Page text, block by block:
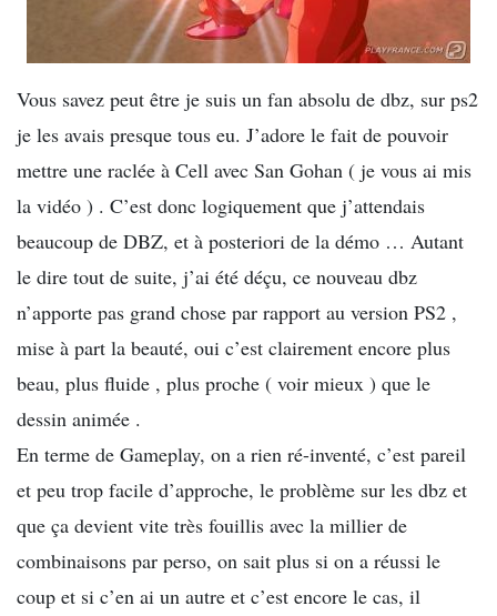
Vous savez peut être je suis un fan absolu de dbz, sur ps2
je les avais presque tous eu. J’adore le fait de pouvoir
mettre une raclée à Cell avec San Gohan ( je vous ai mis
la vidéo ) . C’est donc logiquement que j’attendais
beaucoup de DBZ, et à posteriori de la démo … Autant
le dire tout de suite, j’ai été déçu, ce nouveau dbz
n’apporte pas grand chose par rapport au version PS2 ,
mise à part la beauté, oui c’est clairement encore plus
beau, plus fluide , plus proche ( voir mieux ) que le
dessin animée .
En terme de Gameplay, on a rien ré-inventé, c’est pareil
et peu trop facile d’approche, le problème sur les dbz et
que ça devient vite très fouillis avec la millier de
combinaisons par perso, on sait plus si on a réussi le
coup et si c’en ai un autre et c’est encore le cas, il